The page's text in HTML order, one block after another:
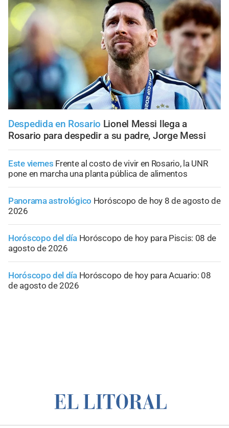
Despedida en Rosario Lionel Messi llega a
Rosario para despedir a su padre, Jorge Messi
Este viernes Frente al costo de vivir en Rosario, la UNR
pone en marcha una planta pública de alimentos
Panorama astrológico Horóscopo de hoy 8 de agosto de
2026
Horóscopo del día Horóscopo de hoy para Piscis: 08 de
agosto de 2026
Horóscopo del día Horóscopo de hoy para Acuario: 08
de agosto de 2026